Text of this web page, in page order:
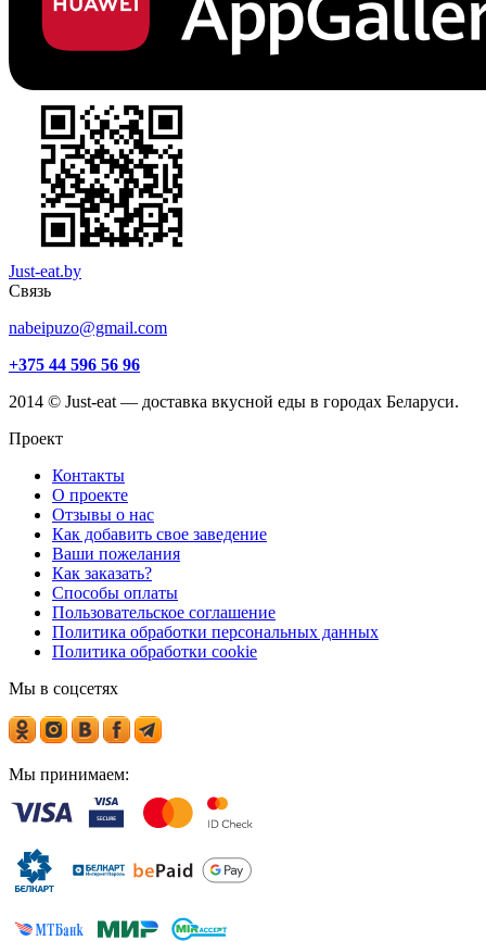
Just-eat.by
Связь
nabeipuzo@gmail.com
+375 44 596 56 96
2014 © Just-eat — доставка вкусной еды в городах Беларуси.
Проект
Контакты
О проекте
Отзывы о нас
Как добавить свое заведение
Ваши пожелания
Как заказать?
Способы оплаты
Пользовательское соглашение
Политика обработки персональных данных
Политика обработки cookie
Мы в соцсетях
Мы принимаем: